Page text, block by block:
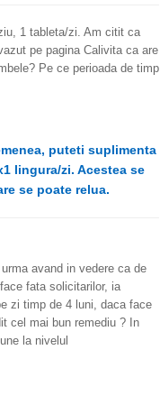
1 tableta/zi. Am citit ca
pe pagina Calivita ca are
Pe ce perioada de timp
puteti suplimenta
lingura/zi. Acestea se
se poate relua.
avand in vedere ca de
fata solicitarilor, ia
zi timp de 4 luni, daca face
cel mai bun remediu ? In
la nivelul